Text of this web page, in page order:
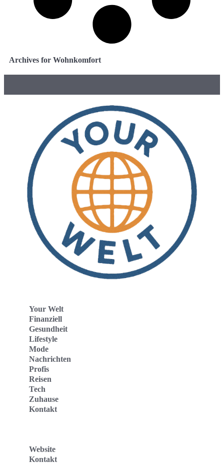
Archives for Wohnkomfort
Your Welt
Finanziell
Gesundheit
Lifestyle
Mode
Nachrichten
Profis
Reisen
Tech
Zuhause
Kontakt
Website
Kontakt